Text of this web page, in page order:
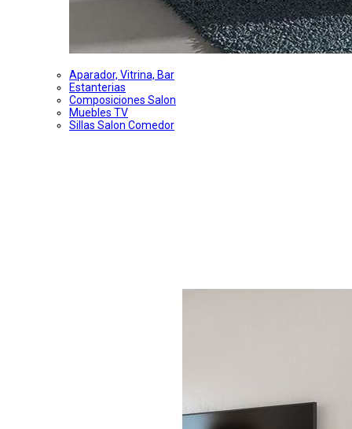
Aparador, Vitrina, Bar
Estanterias
Composiciones Salon
Muebles TV
Sillas Salon Comedor